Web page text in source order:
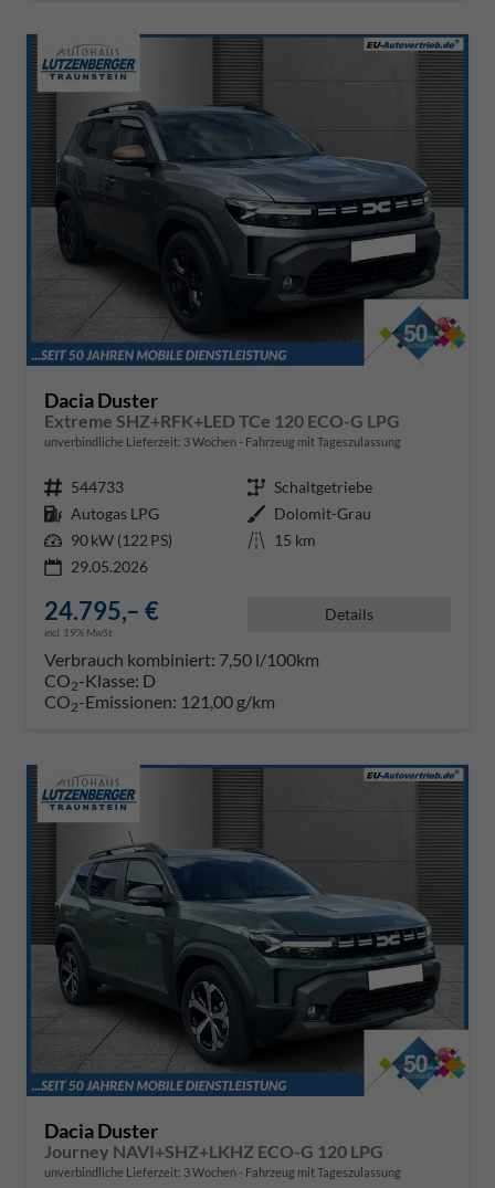
Dacia Duster
Extreme SHZ+RFK+LED TCe 120 ECO-G LPG
unverbindliche Lieferzeit: 3 Wochen Fahrzeug mit Tageszulassung
Fahrzeugnr. 544733 Getriebe Schaltgetriebe
Kraftstoff Autogas LPG Außenfarbe Dolomit-Grau
Leistung 90 kW (122 PS) Kilometerstand 15 km
29.05.2026
24.795,– €
incl. 19% MwSt.
Details
Verbrauch kombiniert: 7,50 l/100km
CO2-Klasse: D
CO2-Emissionen: 121,00 g/km
Dacia Duster
Journey NAVI+SHZ+LKHZ ECO-G 120 LPG
unverbindliche Lieferzeit: 3 Wochen Fahrzeug mit Tageszulassung